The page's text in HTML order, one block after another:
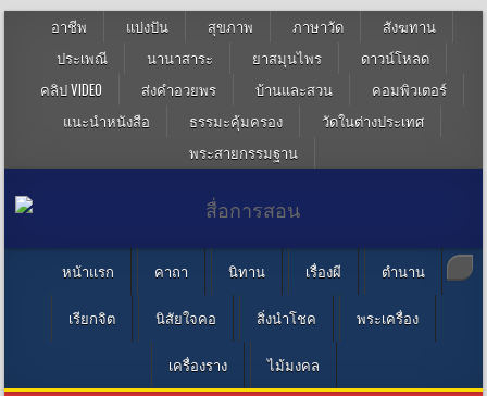
อาชีพ แบ่งปัน สุขภาพ ภาษาวัด
สังฆทาน
ประเพณี
นานาสาระ ยาสมุนไพร
ดาวน์โหลด
คลิป VIDEO
ส่งคำอวยพร บ้านและสวน
คอมพิวเตอร์
แนะนำหนังสือ
ธรรมะคุ้มครอง
วัดในต่างประเทศ
พระสายกรรมฐาน
หน้าแรก คาถา นิทาน เรื่องผี ตำนาน
เรียกจิต นิสัยใจคอ สิ่งนำโชค พระเครื่อง
เครื่องราง ไม้มงคล